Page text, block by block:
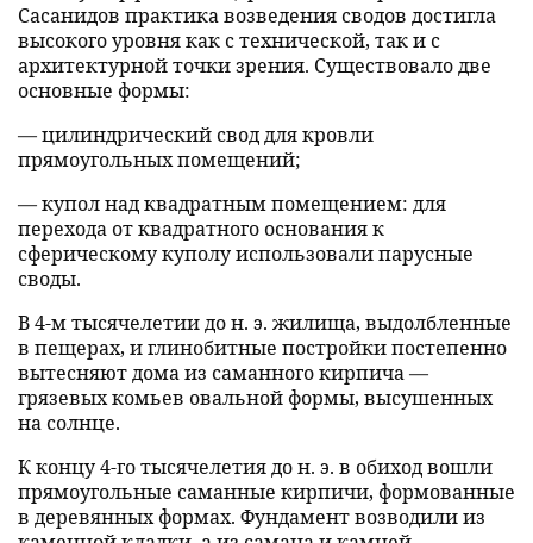
Сасанидов практика возведения сводов достигла
высокого уровня как с технической, так и с
архитектурной точки зрения. Существовало две
основные формы:
— цилиндрический свод для кровли
прямоугольных помещений;
— купол над квадратным помещением: для
перехода от квадратного основания к
сферическому куполу использовали парусные
своды.
В 4-м тысячелетии до н. э. жилища, выдолбленные
в пещерах, и глинобитные постройки постепенно
вытесняют дома из саманного кирпича —
грязевых комьев овальной формы, высушенных
на солнце.
К концу 4-го тысячелетия до н. э. в обиход вошли
прямоугольные саманные кирпичи, формованные
в деревянных формах. Фундамент возводили из